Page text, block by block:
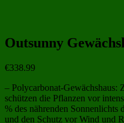
Outsunny
€338.99
– Polycarbonat-Gewächshaus:
schützen die Pflanzen vor
% des nährenden Sonnenlichts
und den Schutz vor Wind und